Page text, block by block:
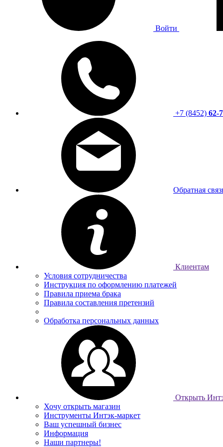
Войти
+7 (8452) 62-
Обратная
Клиентам
Условия сотрудничества
Инструкция по оформлению платежей
Правила приема брака
Правила составления претензий
Обработка персональных данных
Открыть
Хочу открыть магазин
Инструменты Интэк-маркет
Ваш успешный бизнес
Информация
Наши партнеры!